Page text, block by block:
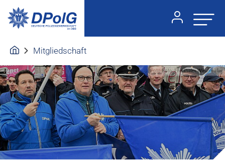
Mitgliedschaft
Foto:Foto: Friedhelm Windmüller